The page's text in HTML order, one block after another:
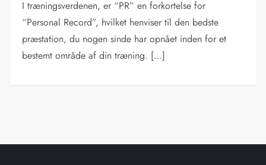
I træningsverdenen, er “PR” en forkortelse for
“Personal Record”, hvilket henviser til den bedste
præstation, du nogen sinde har opnået inden for et
bestemt område af din træning. […]